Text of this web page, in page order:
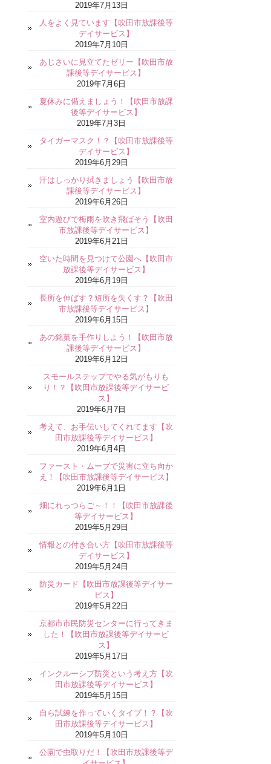
2019年7月13日
人をよく見ています【吹田市放課後等
デイサービス】
2019年7月10日
あじさいに見立てたゼリー【吹田市放
課後等デイサービス】
2019年7月6日
夏休みに備えましょう！【吹田市放課
後等デイサービス】
2019年7月3日
タイガーマスク！？【吹田市放課後等
デイサービス】
2019年6月29日
汗はしっかり拭きましょう【吹田市放
課後等デイサービス】
2019年6月26日
室内遊びで梅雨を吹き飛ばそう【吹田
市放課後等デイサービス】
2019年6月21日
空いた時間を見つけて公園へ【吹田市
放課後等デイサービス】
2019年6月19日
長所を伸ばす？短所を失くす？【吹田
市放課後等デイサービス】
2019年6月15日
あの銘菓を手作りしよう！【吹田市放
課後等デイサービス】
2019年6月12日
スモールステップでやる気がもりも
り！？【吹田市放課後等デイサービ
ス】
2019年6月7日
考えて、お手伝いしてくれてます【吹
田市放課後等デイサービス】
2019年6月4日
ファースト・ムーブで災害に立ち向か
え！【吹田市放課後等デイサービス】
2019年6月1日
畑にれっつらご～！！【吹田市放課後
等デイサービス】
2019年5月29日
情報との付き合い方【吹田市放課後等
デイサービス】
2019年5月24日
防災カード【吹田市放課後等デイサー
ビス】
2019年5月22日
京都市市民防災センターに行ってきま
した！【吹田市放課後等デイサービ
ス】
2019年5月17日
インクルーシブ防災という考え方【吹
田市放課後等デイサービス】
2019年5月15日
自ら試練を作っていくタイプ！？【吹
田市放課後等デイサービス】
2019年5月10日
公園で虫取りだ！【吹田市放課後等デ